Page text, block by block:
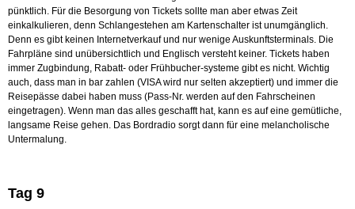
pünktlich. Für die Besorgung von Tickets sollte man aber etwas Zeit
einkalkulieren, denn Schlangestehen am Kartenschalter ist unumgänglich.
Denn es gibt keinen Internetverkauf und nur wenige Auskunftsterminals. Die
Fahrpläne sind unübersichtlich und Englisch versteht keiner. Tickets haben
immer Zugbindung, Rabatt- oder Frühbucher-systeme gibt es nicht. Wichtig
auch, dass man in bar zahlen (VISA wird nur selten akzeptiert) und immer die
Reisepässe dabei haben muss (Pass-Nr. werden auf den Fahrscheinen
eingetragen). Wenn man das alles geschafft hat, kann es auf eine gemütliche,
langsame Reise gehen. Das Bordradio sorgt dann für eine melancholische
Untermalung.
Tag 9